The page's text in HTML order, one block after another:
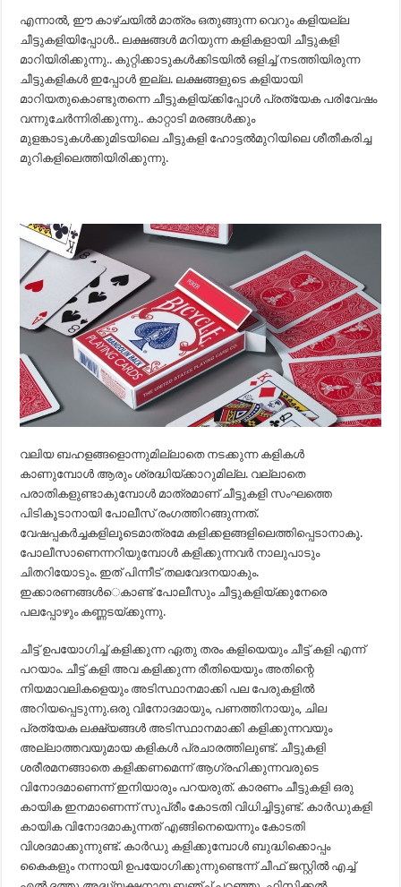
എന്നാല്‍, ഈ കാഴ്ചയില്‍ മാത്രം ഒതുങ്ങുന്ന വെറും കളിയല്ല
ചീട്ടുകളിയിപ്പോള്‍.. ലക്ഷങ്ങള്‍ മറിയുന്ന കളികളായി ചീട്ടുകളി
മാറിയിരിക്കുന്നു.. കുറ്റിക്കാടുകള്‍ക്കിടയില്‍ ഒളിച്ച് നടത്തിയിരുന്ന
ചീട്ടുകളികള്‍ ഇപ്പോള്‍ ഇല്ല. ലക്ഷങ്ങളുടെ കളിയായി
മാറിയതുകൊണ്ടുതന്നെ ചീട്ടുകളിയ്ക്കിപ്പോള്‍ പ്രത്യേക പരിവേഷം
വന്നുചേര്‍ന്നിരിക്കുന്നു.. കാറ്റാടി മരങ്ങള്‍ക്കും
മുളങ്കാടുകള്‍ക്കുമിടയിലെ ചീട്ടുകളി ഹോട്ടല്‍മുറിയിലെ ശീതീകരിച്ച
മുറികളിലെത്തിയിരിക്കുന്നു.
വലിയ ബഹളങ്ങളൊന്നുമില്ലാതെ നടക്കുന്ന കളികള്‍
കാണുമ്പോള്‍ ആരും ശ്രദ്ധിയ്ക്കാറുമില്ല. വല്ലാതെ
പരാതികളുണ്ടാകുമ്പോള്‍ മാത്രമാണ് ചീട്ടുകളി സംഘത്തെ
പിടികൂടാനായി പോലീസ് രംഗത്തിറങ്ങുന്നത്.
വേഷപ്പകര്‍ച്ചകളിലൂടെമാത്രമേ കളിക്കളങ്ങളിലെത്തിപ്പെടാനാകൂ.
പോലീസാണെന്നറിയുമ്പോള്‍ കളിക്കുന്നവര്‍ നാലുപാടും
ചിതറിയോടും. ഇത് പിന്നീട് തലവേദനയാകും.
ഇക്കാരണങ്ങള്‍െകാണ്ട് പോലീസും ചീട്ടുകളിയ്ക്കുനേരെ
പലപ്പോഴും കണ്ണടയ്ക്കുന്നു.
ചീട്ട് ഉപയോഗിച്ച് കളിക്കുന്ന ഏതു തരം കളിയെയും ചീട്ട് കളി എന്ന്
പറയാം. ചീട്ട് കളി അവ കളിക്കുന്ന രീതിയെയും അതിന്റെ
നിയമാവലികളെയും അടിസ്ഥാനമാക്കി പല പേരുകളിൽ
അറിയപ്പെടുന്നു.ഒരു വിനോദമായും, പണത്തിനായും, ചില
പ്രത്യേക ലക്ഷ്യങ്ങൾ അടിസ്ഥാനമാക്കി കളിക്കുന്നവയും
അല്ലാത്തവയുമായ കളികൾ പ്രചാരത്തിലുണ്ട്. ചീട്ടുകളി
ശരീരമനങ്ങാതെ കളിക്കണമെന്ന് ആഗ്രഹിക്കുന്നവരുടെ
വിനോദമാണെന്ന് ഇനിയാരും പറയരുത്. കാരണം ചീട്ടുകളി ഒരു
കായിക ഇനമാണെന്ന് സുപ്രീം കോടതി വിധിച്ചിട്ടുണ്ട്. കാര്‍ഡുകളി
കായിക വിനോദമാകുന്നത് എങ്ങിനെയെന്നും കോടതി
വിശദമാക്കുന്നുണ്ട്. കാര്‍ഡു കളിക്കുമ്പോള്‍ ബുദ്ധിക്കൊപ്പം
കൈകളും നന്നായി ഉപയോഗിക്കുന്നുണ്ടെന്ന് ചീഫ് ജസ്റ്റില്‍ എച്ച്